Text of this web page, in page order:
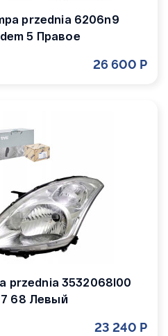
przednia 6206n9
5 Правое
26 600 Р
przednia 3532068l00
68 Левый
23 240 Р